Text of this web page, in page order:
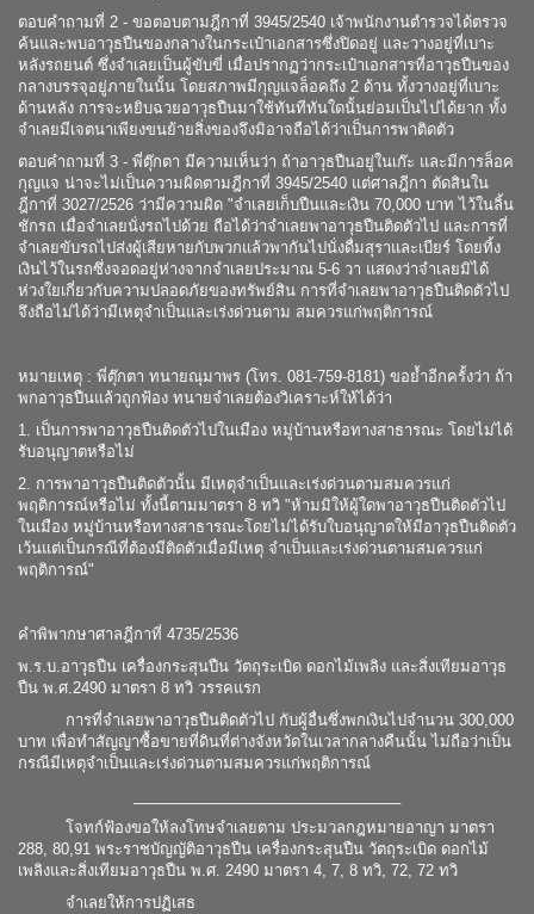
ตอบคำถามที่ 2 - ขอตอบตามฎีกาที่ 3945/2540 เจ้าพนักงานตำรวจได้ตรวจ
ค้นและพบอาวุธปืนของกลางในกระเป๋าเอกสารซึ่งปิดอยู่ และวางอยู่ที่เบาะ
หลังรถยนต์ ซึ่งจำเลยเป็นผู้ขับขี่ เมื่อปรากฏว่ากระเป๋าเอกสารที่อาวุธปืนของ
กลางบรรจุอยู่ภายในนั้น โดยสภาพมีกุญแจล็อคถึง 2 ด้าน ทั้งวางอยู่ที่เบาะ
ด้านหลัง การจะหยิบฉวยอาวุธปืนมาใช้ทันทีทันใดนั้นย่อมเป็นไปได้ยาก ทั้ง
จำเลยมีเจตนาเพียงขนย้ายสิ่งของจึงมิอาจถือได้ว่าเป็นการพาติดตัว
ตอบคำถามที่ 3 - พี่ตุ๊กตา มีความเห็นว่า ถ้าอาวุธปืนอยู่ในเก๊ะ และมีการล็อค
กุญแจ น่าจะไม่เป็นความผิดตามฎีกาที่ 3945/2540 แต่ศาลฎีกา ตัดสินใน
ฎีกาที่ 3027/2526 ว่ามีความผิด "จำเลยเก็บปืนและเงิน 70,000 บาท ไว้ในลิ้น
ชักรถ เมื่อจำเลยนั่งรถไปด้วย ถือได้ว่าจำเลยพาอาวุธปืนติดตัวไป และการที่
จำเลยขับรถไปส่งผู้เสียหายกับพวกแล้วพากันไปนั่งดื่มสุราและเบียร์ โดยทิ้ง
เงินไว้ในรถซึ่งจอดอยู่ห่างจากจำเลยประมาณ 5-6 วา แสดงว่าจำเลยมิได้
ห่วงใยเกี่ยวกับความปลอดภัยของทรัพย์สิน การที่จำเลยพาอาวุธปืนติดตัวไป
จึงถือไม่ได้ว่ามีเหตุจำเป็นและเร่งด่วนตาม สมควรแก่พฤติการณ์
หมายเหตุ : พี่ตุ๊กตา ทนายณุมาพร (โทร. 081-759-8181) ขอย้ำอีกครั้งว่า ถ้า
พกอาวุธปืนแล้วถูกฟ้อง ทนายจำเลยต้องวิเคราะห์ให้ได้ว่า
1. เป็นการพาอาวุธปืนติดตัวไปในเมือง หมู่บ้านหรือทางสาธารณะ โดยไม่ได้
รับอนุญาตหรือไม่
2. การพาอาวุธปืนติดตัวนั้น มีเหตุจำเป็นและเร่งด่วนตามสมควรแก่
พฤติการณ์หรือไม่ ทั้งนี้ตามมาตรา 8 ทวิ "ห้ามมิให้ผู้ใดพาอาวุธปืนติดตัวไป
ในเมือง หมู่บ้านหรือทางสาธารณะโดยไม่ได้รับใบอนุญาตให้มีอาวุธปืนติดตัว
เว้นแต่เป็นกรณีที่ต้องมีติดตัวเมื่อมีเหตุ จำเป็นและเร่งด่วนตามสมควรแก่
พฤติการณ์"
คำพิพากษาศาลฎีกาที่ 4735/2536
พ.ร.บ.อาวุธปืน เครื่องกระสุนปืน วัตถุระเบิด ดอกไม้เพลิง และสิ่งเทียมอาวุธ
ปืน พ.ศ.2490 มาตรา 8 ทวิ วรรคแรก
การที่จำเลยพาอาวุธปืนติดตัวไป กับผู้อื่นซึ่งพกเงินไปจำนวน 300,000
บาท เพื่อทำสัญญาซื้อขายที่ดินที่ต่างจังหวัดในเวลากลางคืนนั้น ไม่ถือว่าเป็น
กรณีมีเหตุจำเป็นและเร่งด่วนตามสมควรแก่พฤติการณ์
โจทก์ฟ้องขอให้ลงโทษจำเลยตาม ประมวลกฎหมายอาญา มาตรา
288, 80,91 พระราชบัญญัติอาวุธปืน เครื่องกระสุนปืน วัตถุระเบิด ดอกไม้
เพลิงและสิ่งเทียมอาวุธปืน พ.ศ. 2490 มาตรา 4, 7, 8 ทวิ, 72, 72 ทวิ
จำเลยให้การปฏิเสธ